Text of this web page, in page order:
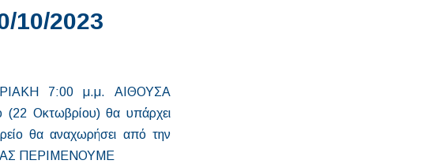
10/2023
7:00 μ.μ. ΑΙΘΟΥΣΑ
Οκτωβρίου) θα υπάρχει
θα αναχωρήσει από την
ΣΑΣ ΠΕΡΙΜΕΝΟΥΜΕ